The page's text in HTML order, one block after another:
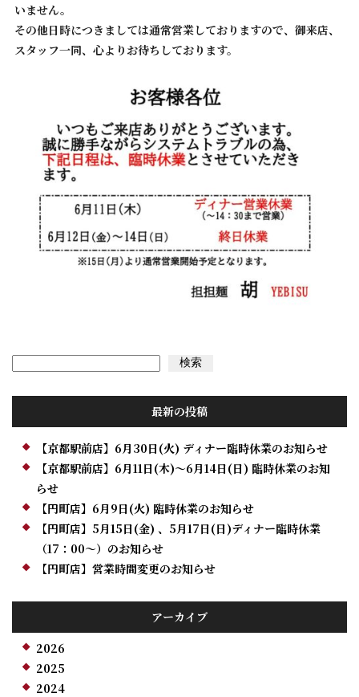
いません。
その他日時につきましては通常営業しておりますので、御来店、
スタッフ一同、心よりお待ちしております。
検索
最新の投稿
【京都駅前店】6月30日(火) ディナー臨時休業のお知らせ
【京都駅前店】6月11日(木)～6月14日(日) 臨時休業のお知
らせ
【円町店】6月9日(火) 臨時休業のお知らせ
【円町店】5月15日(金) 、5月17日(日)ディナー臨時休業
（17：00～）のお知らせ
【円町店】営業時間変更のお知らせ
アーカイブ
2026
2025
2024